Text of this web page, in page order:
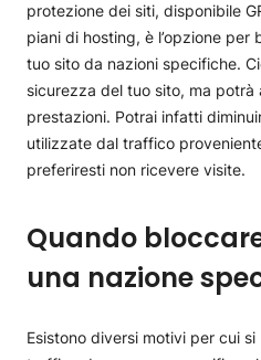
protezione dei siti, disponibile
piani di hosting, è l’opzione
tuo sito da nazioni specifiche.
sicurezza del tuo sito, ma potrà
prestazioni. Potrai infatti
utilizzate dal traffico
preferiresti non ricevere visite.
Quando
una nazione
Esistono diversi motivi per cui